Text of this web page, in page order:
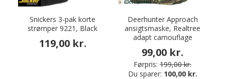
Snickers 3-pak korte
strømper 9221, Black
119,00 kr.
Deerhunter Approach
ansigtsmaske, Realtree
adapt camouflage
99,00 kr.
Førpris: 199,00 kr.
Du sparer: 100,00 kr.